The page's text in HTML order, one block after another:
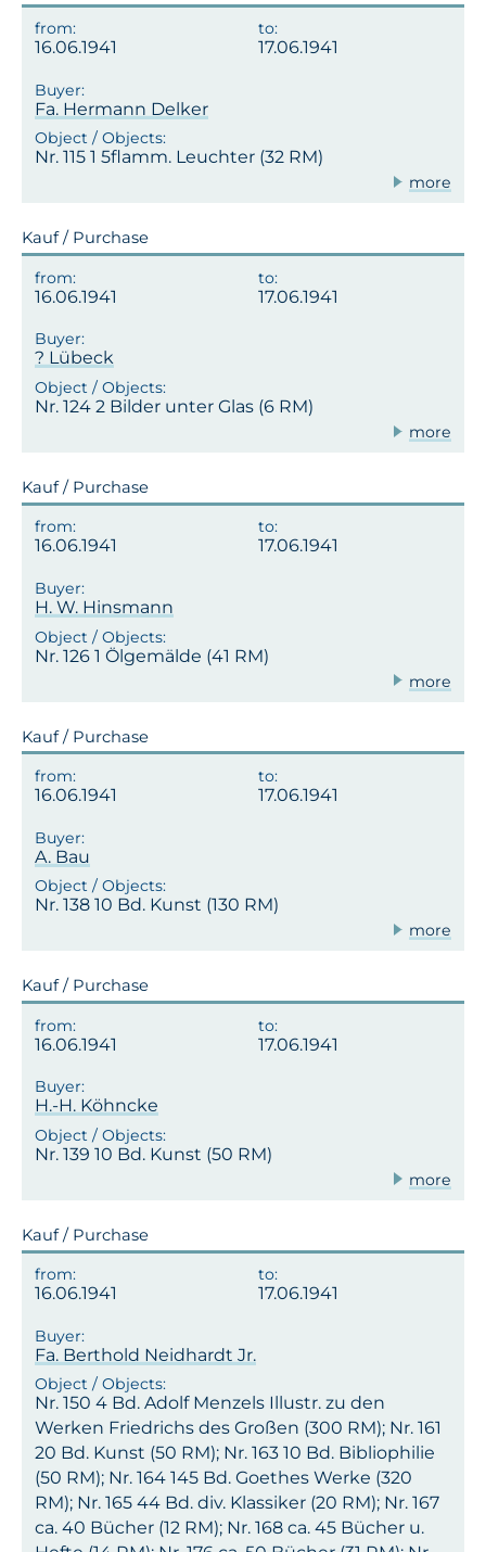
16.06.1941 17.06.1941
Fa. Hermann Delker
Nr. 115 1 5flamm. Leuchter (32 RM)
more
Kauf / Purchase
16.06.1941 17.06.1941
? Lübeck
Nr. 124 2 Bilder unter Glas (6 RM)
more
Kauf / Purchase
16.06.1941 17.06.1941
H. W. Hinsmann
Nr. 126 1 Ölgemälde (41 RM)
more
Kauf / Purchase
16.06.1941 17.06.1941
A. Bau
Nr. 138 10 Bd. Kunst (130 RM)
more
Kauf / Purchase
16.06.1941 17.06.1941
H.-H. Köhncke
Nr. 139 10 Bd. Kunst (50 RM)
more
Kauf / Purchase
16.06.1941 17.06.1941
Fa. Berthold Neidhardt Jr.
Nr. 150 4 Bd. Adolf Menzels Illustr. zu den
Werken Friedrichs des Großen (300 RM); Nr. 161
20 Bd. Kunst (50 RM); Nr. 163 10 Bd. Bibliophilie
(50 RM); Nr. 164 145 Bd. Goethes Werke (320
RM); Nr. 165 44 Bd. div. Klassiker (20 RM); Nr. 167
ca. 40 Bücher (12 RM); Nr. 168 ca. 45 Bücher u.